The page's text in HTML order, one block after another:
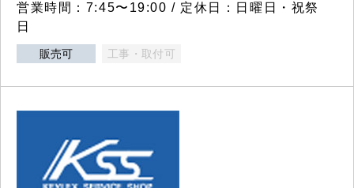
営業時間：7:45〜19:00 / 定休日：日曜日・祝祭
日
販売可 工事・取付可